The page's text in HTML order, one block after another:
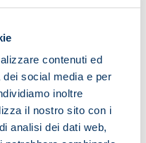
contenuti ed
social media e per
inoltre
il nostro sito con i
analisi dei dati web,
de Vries
Netherlands)
Bebek (Croatia)